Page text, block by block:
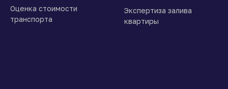
Оценка стоимости
транспорта
Экспертиза залива
квартиры